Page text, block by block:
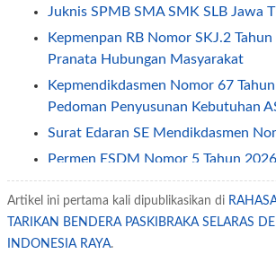
Juknis SPMB SMA SMK SLB Jawa
Kepmenpan RB Nomor SKJ.2
Pranata Hubungan Masyarakat
Kepmendikdasmen Nomor 67
Pedoman Penyusunan Kebutuhan
Surat Edaran SE Mendikdasmen
Permen ESDM Nomor 5 Tahun
Pemberian Tunjangan Kinerja
Jadwal Penerapan One Way dan
Libur Idul Fitri 2026
Artikel ini pertama kali dipublikasikan di
TARIKAN BENDERA PASKIBRAKA SELARAS
INDONESIA RAYA.